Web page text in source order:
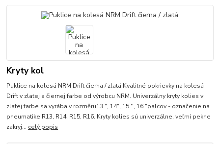
Kryty kol
Puklice na kolesá NRM Drift čierna / zlatá Kvalitné pokrievky na kolesá
Drift v zlatej a čiernej farbe od výrobcu NRM. Univerzálny kryty kolies v
zlatej farbe sa vyrába v rozměru13 ", 14", 15 '', 16 "palcov - označenie na
pneumatike R13, R14, R15, R16. Kryty kolies sú univerzálne, veľmi pekne
zakryj... celý popis